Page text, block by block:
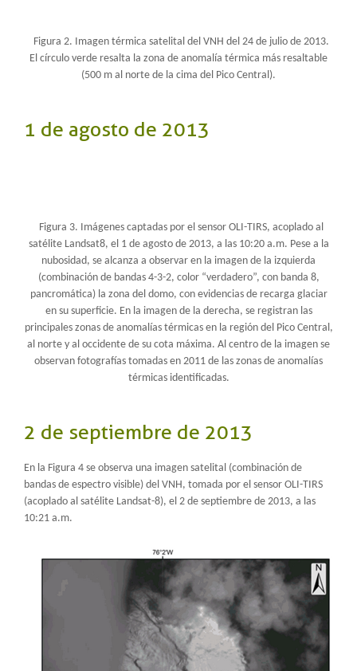
Figura 2. Imagen térmica satelital del VNH del 24 de julio de 2013.
El círculo verde resalta la zona de anomalía térmica más resaltable
(500 m al norte de la cima del Pico Central).
1 de agosto de 2013
Figura 3. Imágenes captadas por el sensor OLI-TIRS, acoplado al
satélite Landsat8, el 1 de agosto de 2013, a las 10:20 a.m. Pese a la
nubosidad, se alcanza a observar en la imagen de la izquierda
(combinación de bandas 4-3-2, color “verdadero”, con banda 8,
pancromática) la zona del domo, con evidencias de recarga glaciar
en su superficie. En la imagen de la derecha, se registran las
principales zonas de anomalías térmicas en la región del Pico Central,
al norte y al occidente de su cota máxima. Al centro de la imagen se
observan fotografías tomadas en 2011 de las zonas de anomalías
térmicas identificadas.
2 de septiembre de 2013
En la Figura 4 se observa una imagen satelital (combinación de
bandas de espectro visible) del VNH, tomada por el sensor OLI-TIRS
(acoplado al satélite Landsat-8), el 2 de septiembre de 2013, a las
10:21 a.m.